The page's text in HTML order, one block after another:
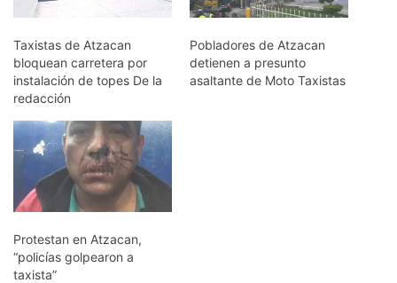
Taxistas de Atzacan
bloquean carretera por
instalación de topes De la
redacción
Pobladores de Atzacan
detienen a presunto
asaltante de Moto Taxistas
Protestan en Atzacan,
“policías golpearon a
taxista”